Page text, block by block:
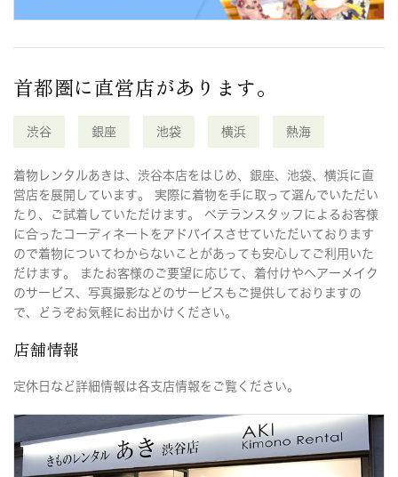
首都圏に直営店があります。
渋谷 銀座 池袋 横浜 熱海
着物レンタルあきは、渋谷本店をはじめ、銀座、池袋、横浜に直
営店を展開しています。 実際に着物を手に取って選んでいただい
たり、ご試着していただけます。 ベテランスタッフによるお客様
に合ったコーディネートをアドバイスさせていただいております
ので着物についてわからないことがあっても安心してご利用いた
だけます。 またお客様のご要望に応じて、着付けやヘアーメイク
のサービス、写真撮影などのサービスもご提供しておりますの
で、どうぞお気軽にお出かけください。
店舗情報
定休日など詳細情報は各支店情報をご覧ください。